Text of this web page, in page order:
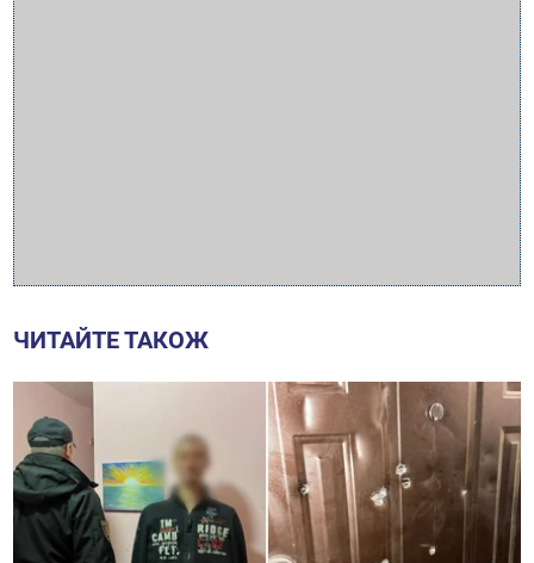
ЧИТАЙТЕ ТАКОЖ